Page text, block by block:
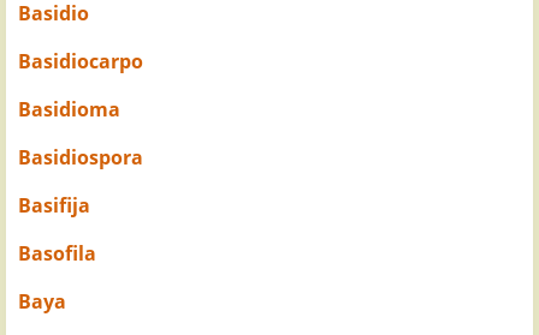
Basidio
Basidiocarpo
Basidioma
Basidiospora
Basifija
Basofila
Baya